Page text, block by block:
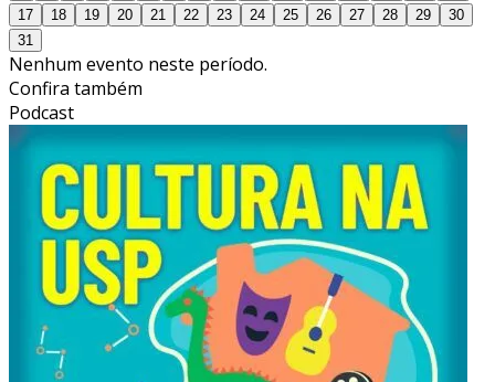
17
18 19 20 21 22 23 24 25 26 27 28 29
30
31
Nenhum evento neste período.
Confira também
Podcast